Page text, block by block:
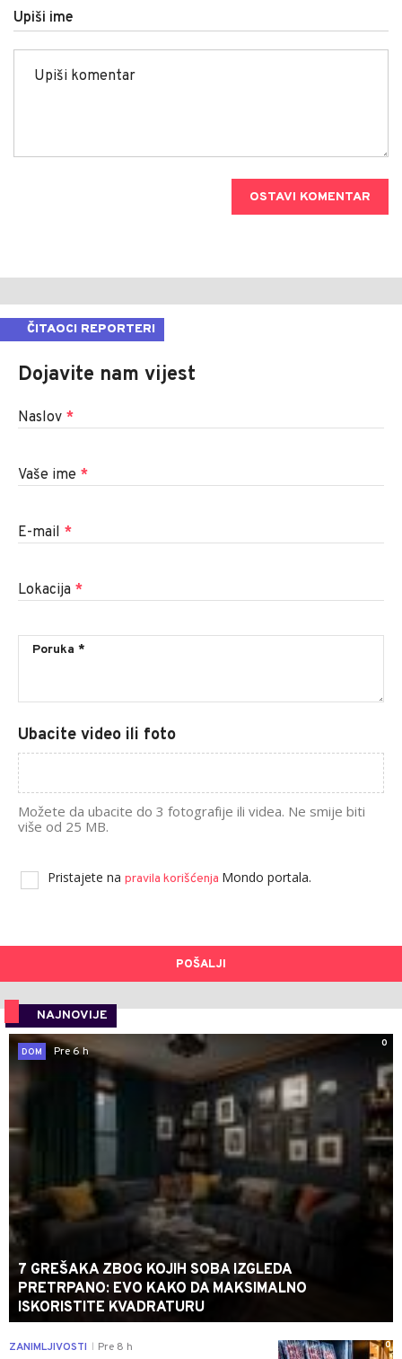
Upiši ime
OSTAVI KOMENTAR
ČITAOCI REPORTERI
Dojavite nam vijest
Naslov *
Vaše ime *
E-mail *
Lokacija *
Ubacite video ili foto
Možete da ubacite do 3 fotografije ili videa. Ne smije biti
više od 25 MB.
Pristajete na pravila korišćenja Mondo portala.
POŠALJI
NAJNOVIJE
0
DOM
Pre 6 h
7 GREŠAKA ZBOG KOJIH SOBA IZGLEDA
PRETRPANO: EVO KAKO DA MAKSIMALNO
ISKORISTITE KVADRATURU
0
ZANIMLJIVOSTI Pre 8 h